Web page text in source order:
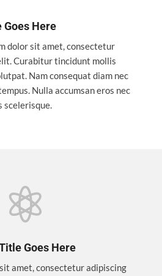
Goes Here
dolor sit amet, consectetur
Curabitur tincidunt mollis
Nam consequat diam nec
Nulla accumsan eros nec
scelerisque.

Goes Here
amet, consectetur adipiscing